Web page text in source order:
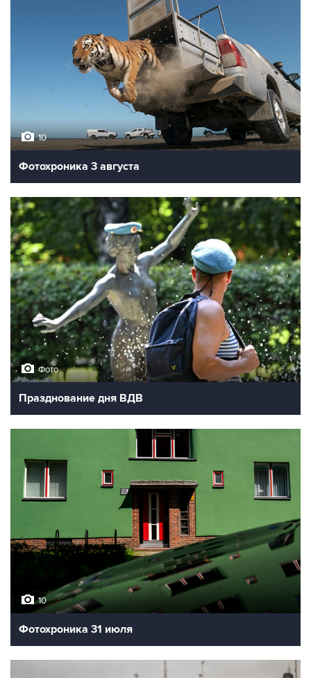
10
Фотохроника 3 августа
Фото
Празднование дня ВДВ
10
Фотохроника 31 июля